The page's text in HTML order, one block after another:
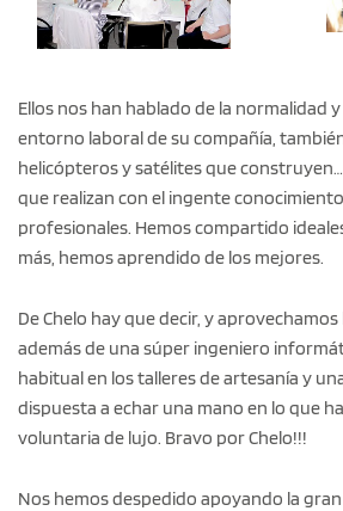
Ellos nos han hablado de la normalidad
entorno laboral de su compañía,
helicópteros y satélites que
que realizan con el ingente
profesionales. Hemos compartido
más, hemos aprendido de los mejores.
De Chelo hay que decir, y aprovechamos
además de una súper ingeniero
habitual en los talleres de artesanía y
dispuesta a echar una mano en lo que
voluntaria de lujo. Bravo por Chelo!!!
Nos hemos despedido apoyando la